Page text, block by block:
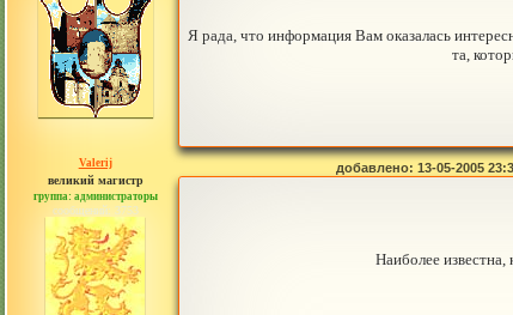
Я рада, что информация Вам оказалась
та,
Valerij
великий магистр
группа: администраторы
сообщений: 3753
добавлено: 13-05-2005
Наиболее